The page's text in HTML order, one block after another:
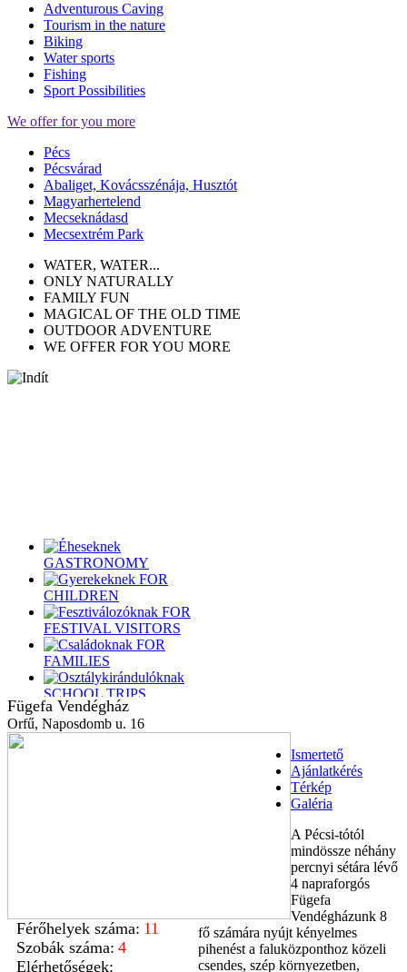
Adventurous Caving
Tourism in the nature
Biking
Water sports
Fishing
Sport Possibilities
We offer for you more
Pécs
Pécsvárad
Abaliget, Kovácsszénája, Husztót
Magyarhertelend
Mecseknádasd
Mecsextrém Park
WATER, WATER...
ONLY NATURALLY
FAMILY FUN
MAGICAL OF THE OLD TIME
OUTDOOR ADVENTURE
WE OFFER FOR YOU MORE
GASTRONOMY
FOR
CHILDREN
FOR
FESTIVAL VISITORS
FOR
FAMILIES
SCHOOL TRIPS
DRAGONBOATERS
FOR
RIDERS
Fügefa Vendégház
Orfű, Naposdomb u. 16
Férőhelyek száma: 11
Szobák száma: 4
Elérhetőségek:
Ismertető
Ajánlatkérés
Térkép
Galéria
A Pécsi-tótól
mindössze néhány
percnyi sétára lévő
4 napraforgós
Fügefa
Vendégházunk 8
fő számára nyújt kényelmes
pihenést a faluközponthoz közeli
csendes, szép környezetben,